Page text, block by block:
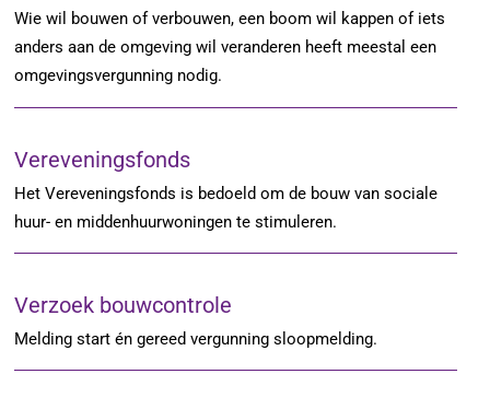
Wie wil bouwen of verbouwen, een boom wil kappen of iets
anders aan de omgeving wil veranderen heeft meestal een
omgevingsvergunning nodig.
Vereveningsfonds
Het Vereveningsfonds is bedoeld om de bouw van sociale
huur- en middenhuurwoningen te stimuleren.
Verzoek bouwcontrole
Melding start én gereed vergunning sloopmelding.